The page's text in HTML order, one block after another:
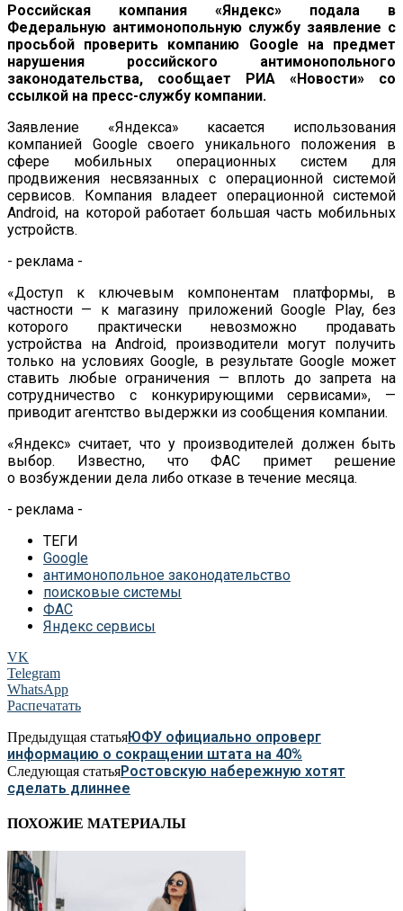
Российская компания «Яндекс» подала в
Федеральную антимонопольную службу заявление с
просьбой проверить компанию Google на предмет
нарушения российского антимонопольного
законодательства, сообщает РИА «Новости» со
ссылкой на пресс-службу компании.
Заявление «Яндекса» касается использования
компанией Google своего уникального положения в
сфере мобильных операционных систем для
продвижения несвязанных с операционной системой
сервисов. Компания владеет операционной системой
Android, на которой работает большая часть мобильных
устройств.
- реклама -
«Доступ к ключевым компонентам платформы, в
частности — к магазину приложений Google Play, без
которого практически невозможно продавать
устройства на Android, производители могут получить
только на условиях Google, в результате Google может
ставить любые ограничения — вплоть до запрета на
сотрудничество с конкурирующими сервисами», —
приводит агентство выдержки из сообщения компании.
«Яндекс» считает, что у производителей должен быть
выбор. Известно, что ФАС примет решение
о возбуждении дела либо отказе в течение месяца.
- реклама -
ТЕГИ
Google
антимонопольное законодательство
поисковые системы
ФАС
Яндекс сервисы
VK
Telegram
WhatsApp
Распечатать
Предыдущая статьяЮФУ официально опроверг
информацию о сокращении штата на 40%
Следующая статьяРостовскую набережную хотят
сделать длиннее
ПОХОЖИЕ МАТЕРИАЛЫ